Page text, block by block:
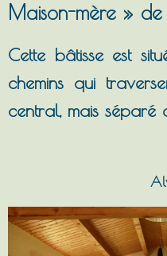
Maison-mère »
Cette bâtisse est
chemins qui
central, mais séparé